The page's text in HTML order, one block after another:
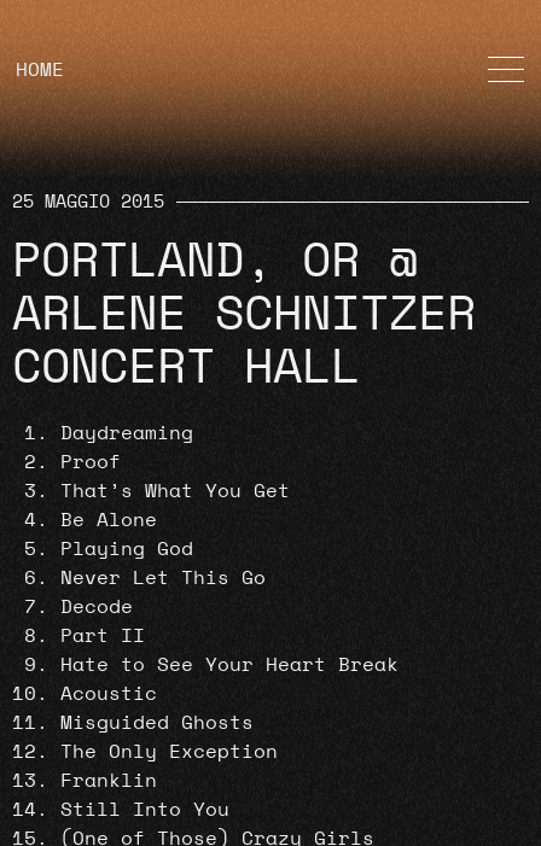
HOME
25 MAGGIO 2015
PORTLAND, OR @
ARLENE SCHNITZER
CONCERT HALL
Daydreaming
Proof
That’s What You Get
Be Alone
Playing God
Never Let This Go
Decode
Part II
Hate to See Your Heart Break
Acoustic
Misguided Ghosts
The Only Exception
Franklin
Still Into You
(One of Those) Crazy Girls